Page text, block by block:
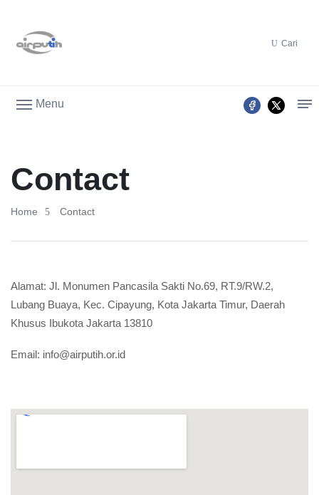
Cari
Menu
Contact
Home Contact
Alamat: Jl. Monumen Pancasila Sakti No.69, RT.9/RW.2,
Lubang Buaya, Kec. Cipayung, Kota Jakarta Timur, Daerah
Khusus Ibukota Jakarta 13810
Email: info@airputih.or.id